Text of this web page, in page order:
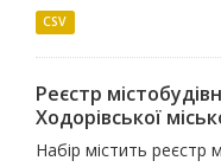
CSV
Реєстр
Ходорівської
Набір містить реєстр